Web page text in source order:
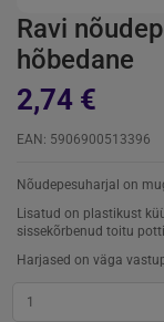
Ravi
hõbedane
2,74 €
EAN: 5906900513396
Nõudepesuharjal on
Lisatud on plastikust
sissekõrbenud toitu
Harjased on väga